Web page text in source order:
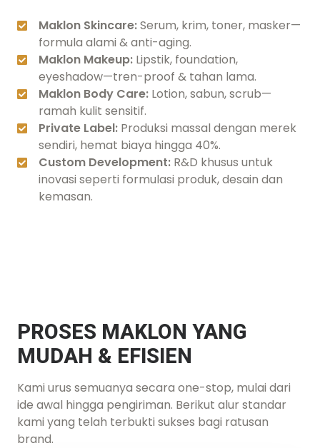
Maklon Skincare:Serum, krim, toner, masker—
formula alami & anti-aging.
Maklon Makeup: Lipstik, foundation,
eyeshadow—tren-proof & tahan lama.
Maklon Body Care: Lotion, sabun, scrub—
ramah kulit sensitif.
Private Label: Produksi massal dengan merek
sendiri, hemat biaya hingga 40%.
Custom Development: R&D khusus untuk
inovasi seperti formulasi produk, desain dan
kemasan.
PROSES MAKLON YANG
MUDAH & EFISIEN
Kami urus semuanya secara one-stop, mulai dari
ide awal hingga pengiriman. Berikut alur standar
kami yang telah terbukti sukses bagi ratusan
brand.